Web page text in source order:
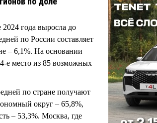
2024 года выросла до
по России составляет
– 6,1%. На основании
е место из 85 возможных
по стране получают
округ – 65,8%,
– 53,3%. Москва, где